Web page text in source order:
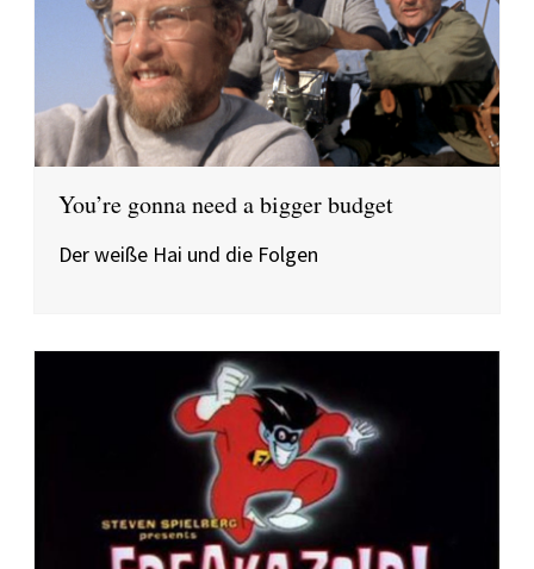
You’re gonna need a bigger budget
Der weiße Hai und die Folgen